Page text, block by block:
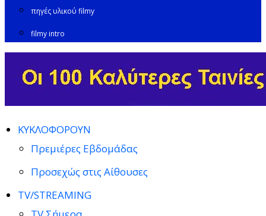
πηγές υλικού filmy
filmy intro
ΚΥΚΛΟΦΟΡΟΥΝ
Πρεμιέρες Εβδομάδας
Προσεχώς στις Αίθουσες
TV/STREAMING